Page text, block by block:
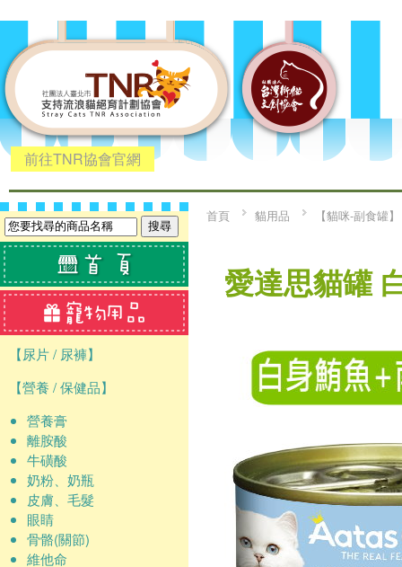
前往TNR協會官網
【尿片 / 尿褲】
【營養 / 保健品】
營養膏
離胺酸
牛磺酸
奶粉、奶瓶
皮膚、毛髮
眼睛
骨骼(關節)
維他命
首頁 貓用品 【貓咪-副食罐】
愛達思貓罐